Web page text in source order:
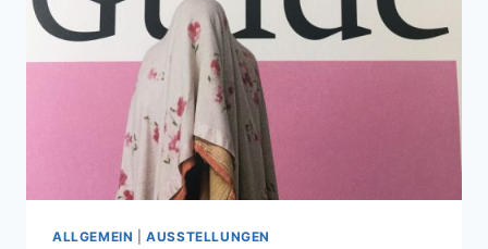
ALLGEMEIN |AUSSTELLUNGEN